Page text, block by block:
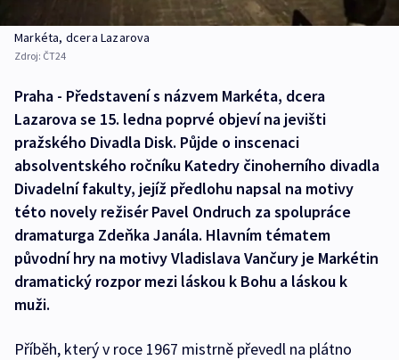
Markéta, dcera Lazarova
Zdroj: ČT24
Praha - Představení s názvem Markéta, dcera
Lazarova se 15. ledna poprvé objeví na jevišti
pražského Divadla Disk. Půjde o inscenaci
absolventského ročníku Katedry činoherního divadla
Divadelní fakulty, jejíž předlohu napsal na motivy
této novely režisér Pavel Ondruch za spolupráce
dramaturga Zdeňka Janála. Hlavním tématem
původní hry na motivy Vladislava Vančury je Markétin
dramatický rozpor mezi láskou k Bohu a láskou k
muži.
Příběh, který v roce 1967 mistrně převedl na plátno